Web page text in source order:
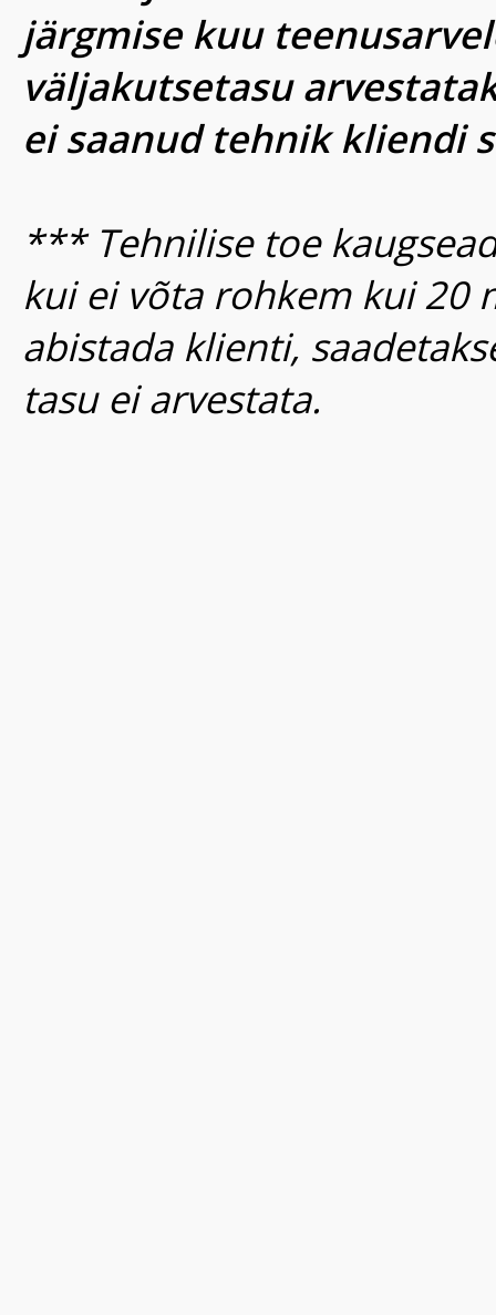
järgmise kuu
väljakutsetasu
ei saanud tehnik kliendi
*** Tehnilise toe
kui ei võta rohkem kui 20
abistada klienti,
tasu ei arvestata.